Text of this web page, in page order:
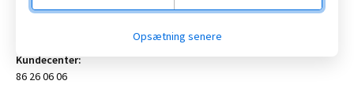
Anelystparken 16, 8381 Tilst. CVR-nummer 19555305
Kundecenter:
86 26 06 06
Opsætning senere